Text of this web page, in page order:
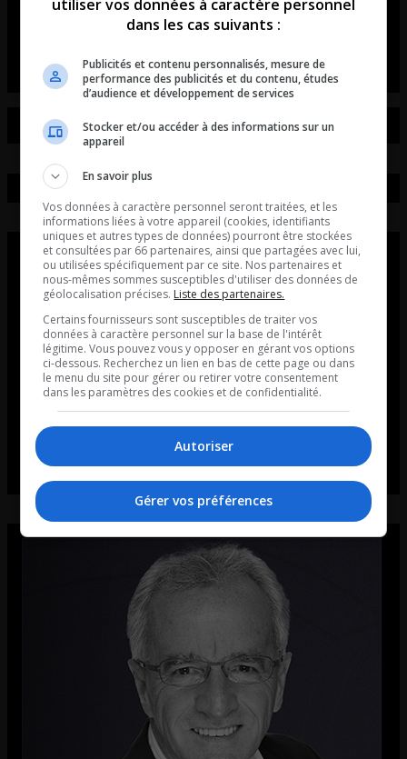
utiliser vos données à caractère personnel
dans les cas suivants :
Publicités et contenu personnalisés, mesure de
performance des publicités et du contenu, études
d’audience et développement de services
Stocker et/ou accéder à des informations sur un
appareil
En savoir plus
Vos données à caractère personnel seront traitées, et les
informations liées à votre appareil (cookies, identifiants
uniques et autres types de données) pourront être stockées
et consultées par 66 partenaires, ainsi que partagées avec lui,
ou utilisées spécifiquement par ce site. Nos partenaires et
nous-mêmes sommes susceptibles d'utiliser des données de
géolocalisation précises. Liste des partenaires.
Certains fournisseurs sont susceptibles de traiter vos
données à caractère personnel sur la base de l'intérêt
légitime. Vous pouvez vous y opposer en gérant vos options
ci-dessous. Recherchez un lien en bas de cette page ou dans
le menu du site pour gérer ou retirer votre consentement
dans les paramètres des cookies et de confidentialité.
Autoriser
Gérer vos préférences